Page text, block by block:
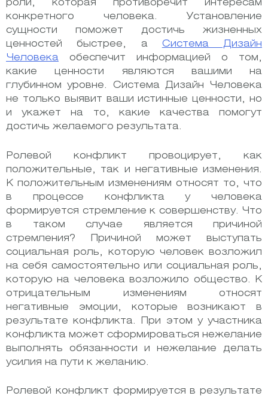
роли, которая противоречит интересам
конкретного человека. Установление
сущности поможет достичь жизненных
ценностей быстрее, а Система Дизайн
Человека
обеспечит информацией о том,
какие ценности являются вашими на
глубинном уровне. Система Дизайн Человека
не только выявит ваши истинные ценности, но
и укажет на то, какие качества помогут
достичь желаемого результата.
Ролевой конфликт провоцирует, как
положительные, так и негативные изменения.
К положительным изменениям относят то, что
в процессе конфликта у человека
формируется стремление к совершенству. Что
в таком случае является причиной
стремления? Причиной может выступать
социальная роль, которую человек возложил
на себя самостоятельно или социальная роль,
которую на человека возложило общество. К
отрицательным изменениям относят
негативные эмоции, которые возникают в
результате конфликта. При этом у участника
конфликта может сформироваться нежелание
выполнять обязанности и нежелание делать
усилия на пути к желанию.
Ролевой конфликт формируется в результате